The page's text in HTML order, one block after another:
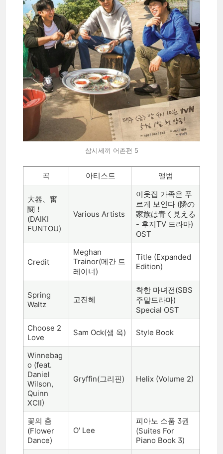
삼시세끼 어촌편 5
곡 아티스트 앨범
大器、奮
闘 ！
(DAIKI
FUNTOU)
Various Artists
이웃집 가족은 푸
르게 보인다 (隣の
家族は青 く見える
- 후지TV 드라마)
OST
Credit
Meghan
Trainor(메간 트
레이너)
Title (Expanded
Edition)
Spring
Waltz
고진혜
착한 마녀전(SBS
주말드라마)
Special OST
Choose 2
Love
Sam Ock(샘 옥) Style Book
Winnebag
o (feat.
Daniel
Wilson,
Quinn
XCII)
Gryffin(그리핀) Helix (Volume 2)
꽃의 춤
(Flower
Dance)
O' Lee
피아노 소품 3권
(Suites For
Piano Book 3)